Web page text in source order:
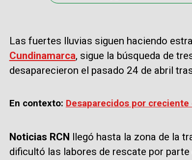
Las fuertes lluvias siguen haciendo
Cundinamarca, sigue la búsqueda de
desaparecieron el pasado 24 de abril
En contexto: Desaparecidos por
Noticias RCN llegó hasta la zona de la
dificultó las labores de rescate por